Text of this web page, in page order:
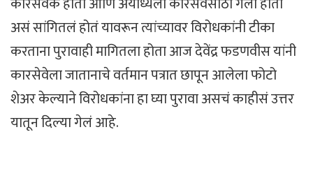
असं सांगितलं होतं यावरून त्यांच्यावर विरोधकांनी टीका
करताना पुरावाही मागितला होता आज देवेंद्र फडणवीस यांनी
कारसेवेला जातानाचे वर्तमान पत्रात छापून आलेला फोटो
शेअर केल्याने विरोधकांना हा घ्या पुरावा असचं काहीसं उत्तर
यातून दिल्या गेलं आहे.